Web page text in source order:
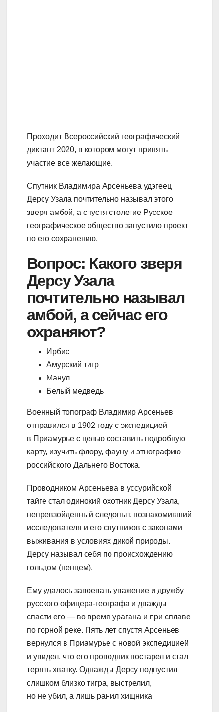
Проходит Всероссийский географический
диктант 2020, в котором могут принять
участие все желающие.
Спутник Владимира Арсеньева удэгеец
Дерсу Узала почтительно называл этого
зверя амбой, а спустя столетие Русское
географическое общество запустило проект
по его сохранению.
Вопрос: Какого зверя
Дерсу Узала
почтительно называл
амбой, а сейчас его
охраняют?
Ирбис
Амурский тигр
Манул
Белый медведь
Военный топограф Владимир Арсеньев
отправился в 1902 году с экспедицией
в Приамурье с целью составить подробную
карту, изучить флору, фауну и этнографию
российского Дальнего Востока.
Проводником Арсеньева в уссурийской
тайге стал одинокий охотник Дерсу Узала,
непревзойденный следопыт, познакомивший
исследователя и его спутников с законами
выживания в условиях дикой природы.
Дерсу называл себя по происхождению
гольдом (ненцем).
Ему удалось завоевать уважение и дружбу
русского офицера-географа и дважды
спасти его — во время урагана и при сплаве
по горной реке. Пять лет спустя Арсеньев
вернулся в Приамурье с новой экспедицией
и увидел, что его проводник постарел и стал
терять хватку. Однажды Дерсу подпустил
слишком близко тигра, выстрелил,
но не убил, а лишь ранил хищника.